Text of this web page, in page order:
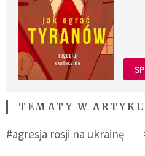
TEMATY W
#agresja rosji na ukrainę